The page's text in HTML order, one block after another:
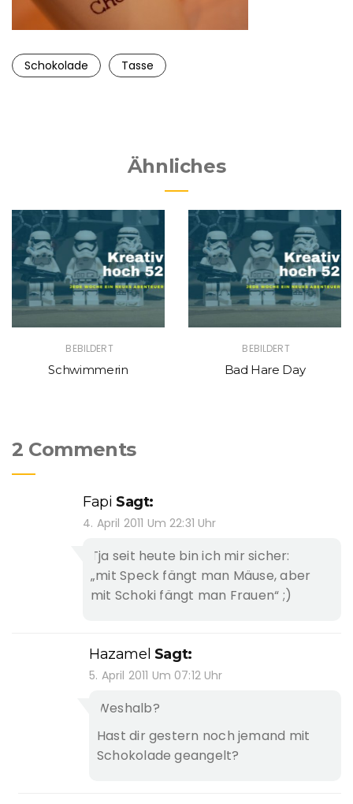
Schokolade Tasse
Ähnliches
BEBILDERT
Schwimmerin
BEBILDERT
Bad Hare Day
2 Comments
Fapi Sagt:
4. April 2011 Um 22:31 Uhr
Tja seit heute bin ich mir sicher:
„mit Speck fängt man Mäuse, aber
mit Schoki fängt man Frauen“ ;)
Hazamel Sagt:
5. April 2011 Um 07:12 Uhr
Weshalb?
Hast dir gestern noch jemand mit
Schokolade geangelt?